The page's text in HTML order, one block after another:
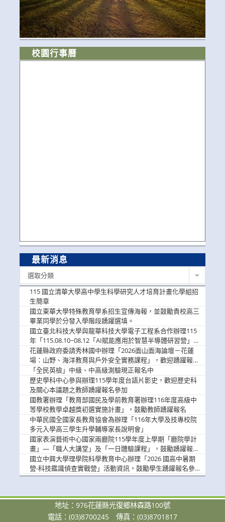
校園行事曆
最新消息
選取分類
115 國立清華大學高中學生科學研究人才培育計畫化學組招
生簡章
國立東華大學特殊教育學系招生宣傳海報，並鼓勵貴校高三
畢業同學於分發入學階段踴躍選填。
國立臺北科技大學與龍華科技大學電子工程系合作辦理115
年「115.08.10~08.12「AI賦能應用於智慧半導體研習營」，
歡迎學生踴躍報名參加
花蓮縣政府委請秀林國中辦理「2026面山面海論壇－花蓮
場：山野、海洋教育與戶外安全實務課程」，歡迎踴躍報名
參加
「全民英檢」中級、中高級測驗現正報名中
歷史學科中心參與辦理115學年度台語片影史，歡迎歷史科
及關心本議題之教師踴躍報名參加
國教署辦理「教育部國民及學前教育署辦理116年度高級中
等學校教學卓越獎初選實施計畫」，鼓勵教師踴躍報名
中華民國全國家長教育協會為辦理「116年大學及技專校院
多元入學高三學生升學輔導家長說明會」
國家表演藝術中心國家兩廳院115學年度上學期「廳院學計
畫」—「職人大講堂」及「一日體驗課程」，鼓勵踴躍報名
參與。
國立中興大學理學院科學教育中心辦理「2026 國高中暑期
營-科技鑑識偵查實戰營」活動資訊，鼓勵學生踴躍報名參
加。
地址：976花蓮縣光復鄉林森路100號
電話：(03)8700245
傳真：(03)8701817